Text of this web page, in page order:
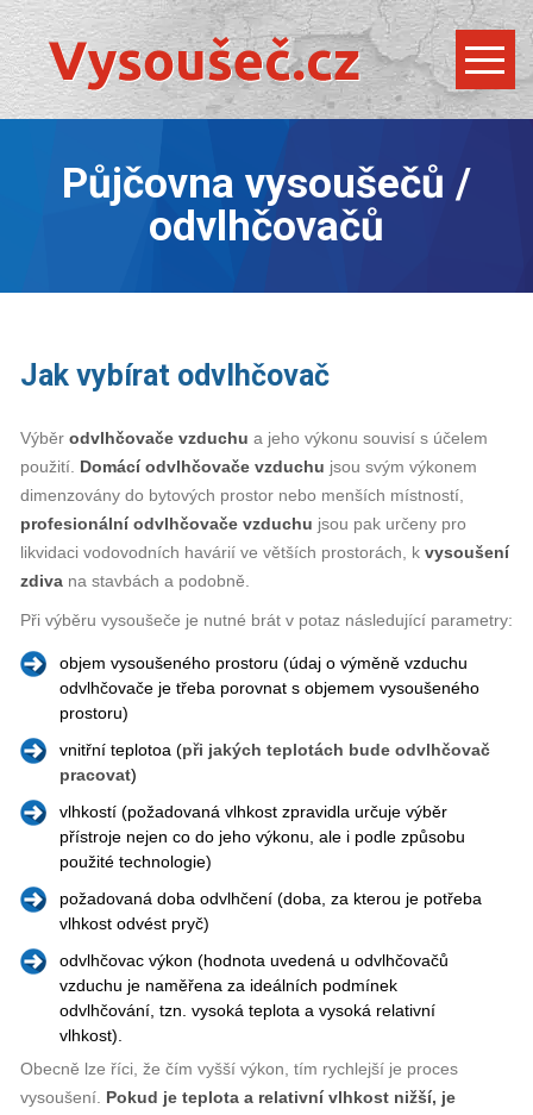
Půjčovna vysoušečů /
odvlhčovačů
Jak vybírat odvlhčovač
Výběr odvlhčovače vzduchu a jeho výkonu souvisí s účelem
použití. Domácí odvlhčovače vzduchu jsou svým výkonem
dimenzovány do bytových prostor nebo menších místností,
profesionální odvlhčovače vzduchu jsou pak určeny pro
likvidaci vodovodních havárií ve větších prostorách, k vysoušení
zdiva na stavbách a podobně.
Při výběru vysoušeče je nutné brát v potaz následující parametry:
objem vysoušeného prostoru (údaj o výměně vzduchu
odvlhčovače je třeba porovnat s objemem vysoušeného
prostoru)
vnitřní teplotoa (při jakých teplotách bude odvlhčovač
pracovat)
vlhkostí (požadovaná vlhkost zpravidla určuje výběr
přístroje nejen co do jeho výkonu, ale i podle způsobu
použité technologie)
požadovaná doba odvlhčení (doba, za kterou je potřeba
vlhkost odvést pryč)
odvlhčovac výkon (hodnota uvedená u odvlhčovačů
vzduchu je naměřena za ideálních podmínek
odvlhčování, tzn. vysoká teplota a vysoká relativní
vlhkost).
Obecně lze říci, že čím vyšší výkon, tím rychlejší je proces
vysoušení. Pokud je teplota a relativní vlhkost nižší, je